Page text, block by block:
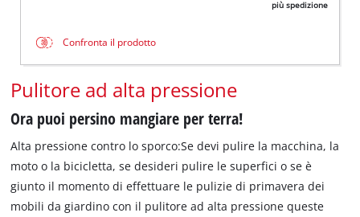
più spedizione
Confronta il prodotto
Pulitore ad alta pressione
Ora puoi persino mangiare per terra!
Alta pressione contro lo sporco:Se devi pulire la macchina, la
moto o la bicicletta, se desideri pulire le superfici o se è
giunto il momento di effettuare le pulizie di primavera dei
mobili da giardino con il pulitore ad alta pressione queste